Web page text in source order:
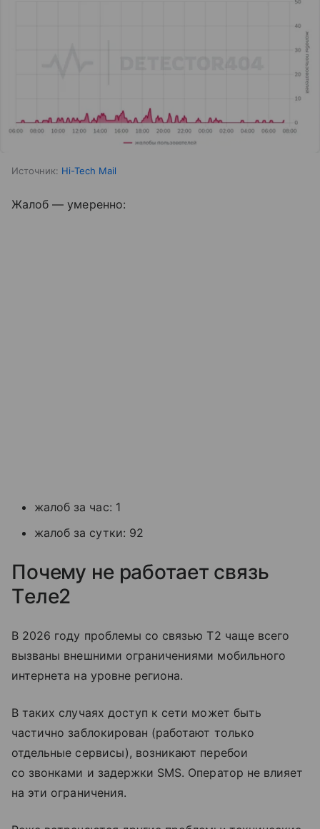
Источник: Hi-Tech Mail
Жалоб — умеренно:
жалоб за час: 1
жалоб за сутки: 92
Почему не работает связь
Tеле2
В 2026 году проблемы со связью T2 чаще всего
вызваны внешними ограничениями мобильного
интернета на уровне региона.
В таких случаях доступ к сети может быть
частично заблокирован (работают только
отдельные сервисы), возникают перебои
со звонками и задержки SMS. Оператор не влияет
на эти ограничения.